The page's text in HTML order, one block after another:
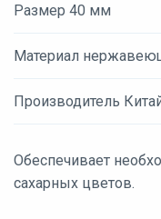
Размер 40 мм
Материал
Производитель
Обеспечивает
сахарных цветов.